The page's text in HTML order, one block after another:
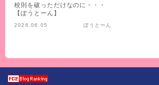
校則を破っただけなのに・・・
【ぽうとーん】
2026.06.05 ぽうとーん